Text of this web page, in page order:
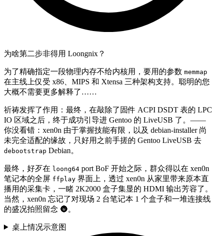
为啥第二步非得用 Loongnix？
为了精确指定一段物理内存不给内核用，要用的参数 memmap
在主线上仅受 x86、MIPS 和 Xtensa 三种架构支持。聪明的您
大概不需要更多解释了……
祈祷发挥了作用：最终，在敲除了固件 ACPI DSDT 表的 LPC
IO 区域之后，终于成功引导进 Gentoo 的 LiveUSB 了。——
你没看错：xen0n 由于掌握技能有限，以及 debian-installer 尚
未完全适配的缘故，只好用之前手搓的 Gentoo LiveUSB 去
debootstrap Debian。
最终，好歹在 loong64 port BoF 开始之际，群众得以在 xen0n
笔记本的全屏 ffplay 界面上，透过 xen0n 从家里带来原本直
播用的采集卡，一睹 2K2000 盒子集显的 HDMI 输出芳容了。
当然，xen0n 忘记了对现场 2 台笔记本 1 个盒子和一堆连接线
的盛况拍照留念 🌚。
桌上情况示意图